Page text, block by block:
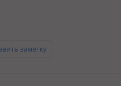
/ стиральная машина /
заметку